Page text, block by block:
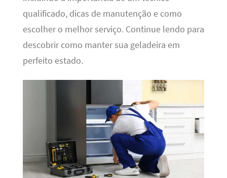
qualificado, dicas de manutenção e como
escolher o melhor serviço. Continue lendo para
descobrir como manter sua geladeira em
perfeito estado.